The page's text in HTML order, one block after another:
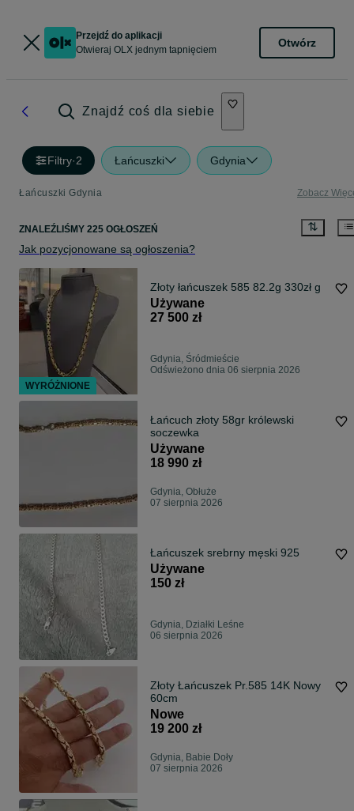
Przejdź do aplikacji
Otwieraj OLX jednym tapnięciem
Otwórz
Znajdź coś dla siebie
Filtry·2 Łańcuszki Gdynia
Łańcuszki Gdynia Zobacz
ZNALEŹLIŚMY 225 OGŁOSZEŃ
Jak pozycjonowane są ogłoszenia?
Złoty łańcuszek 585 82.2g 330zł g
Używane
27 500 zł
Gdynia, Śródmieście
Odświeżono dnia 06 sierpnia 2026
Łańcuch złoty 58gr królewski
soczewka
Używane
18 990 zł
Gdynia, Obłuże
07 sierpnia 2026
Łańcuszek srebrny męski 925
Używane
150 zł
Gdynia, Działki Leśne
06 sierpnia 2026
Złoty Łańcuszek Pr.585 14K Nowy
60cm
Nowe
19 200 zł
Gdynia, Babie Doły
07 sierpnia 2026
WYRÓŻNIONE